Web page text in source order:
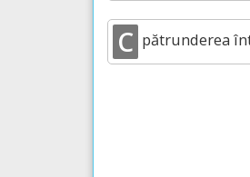
C pătrunderea